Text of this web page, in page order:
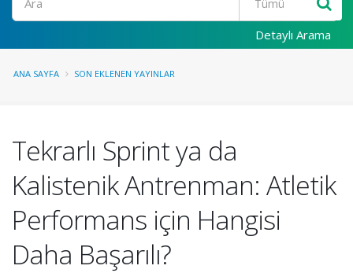
Detaylı Arama
ANA SAYFA SON EKLENEN YAYINLAR
Tekrarlı Sprint ya da
Kalistenik Antrenman: Atletik
Performans için Hangisi
Daha Başarılı?